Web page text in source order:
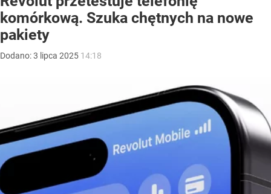
komórkową. Szuka chętnych na nowe
pakiety
Dodano:3 lipca 2025 14:18